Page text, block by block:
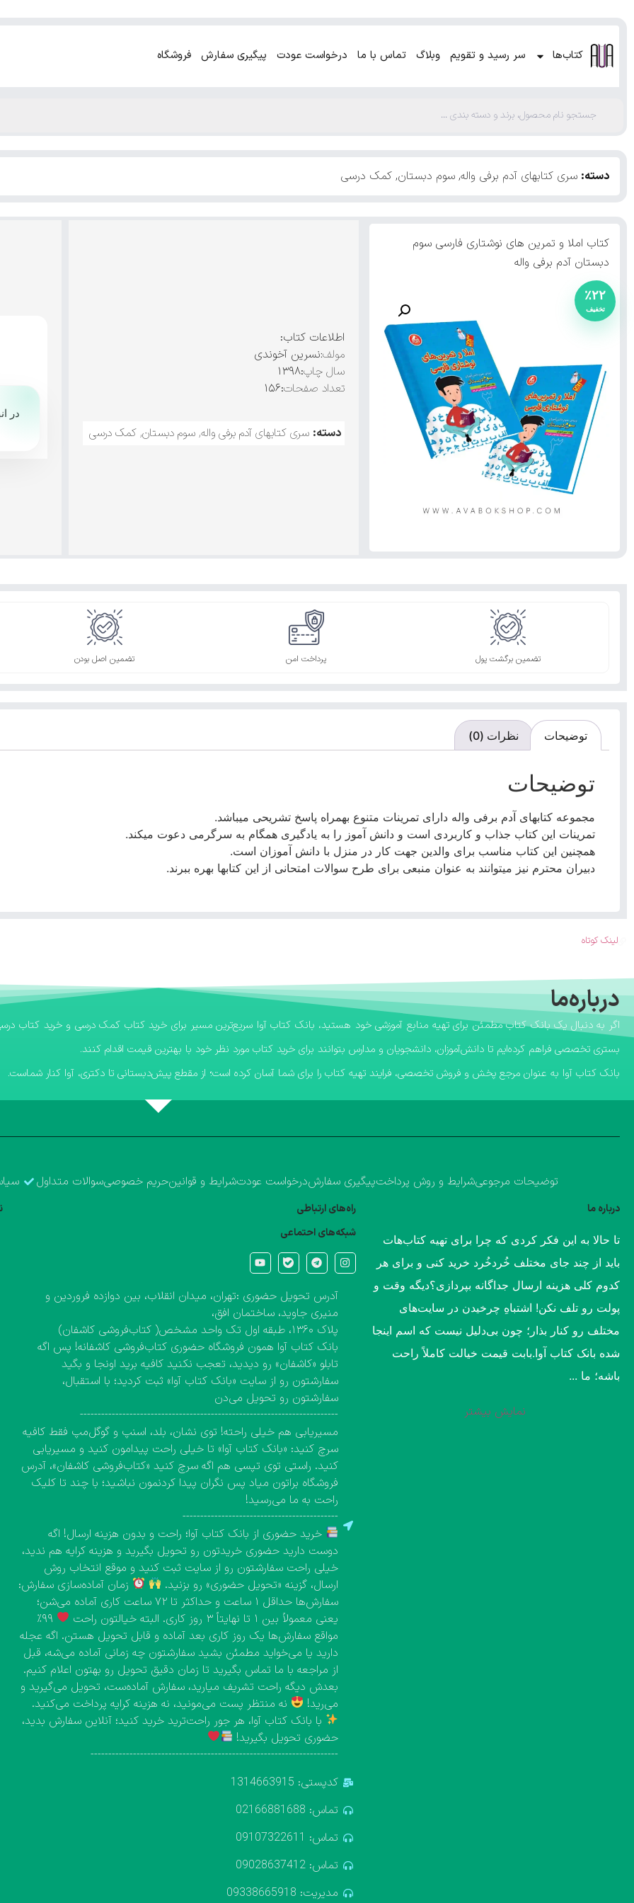
کتاب‌ها سر رسید و تقویم وبلاگ تماس با ما درخواست عودت پیگیری سفارش فروشگاه
دسته: سری کتابهای آدم برفی واله, سوم دبستان, کمک درسی
کتاب املا و تمرین های نوشتاری فارسی سوم
دبستان آدم برفی واله
٪۲۲
اطلاعات کتاب:
مولف:نسرین آخوندی
سال چاپ:۱۳۹۸
تعداد صفحات:۱۵۶
دسته: سری کتابهای آدم برفی واله, سوم دبستان, کمک درسی
در
تضمین برگشت پول پرداخت امن تضمین اصل بودن
توضیحات نظرات (0)
توضیحات
مجموعه کتابهای آدم برفی واله دارای تمرینات متنوع بهمراه پاسخ تشریحی میباشد.
تمرینات این کتاب جذاب و کاربردی است و دانش آموز را به یادگیری همگام به سرگرمی دعوت میکند.
همچنین این کتاب مناسب برای والدین جهت کار در منزل با دانش آموزان است.
دبیران محترم نیز میتوانند به عنوان منبعی برای طرح سوالات امتحانی از این کتابها بهره ببرند.
لینک کوتاه
درباره‌ما
بستری تخصصی فراهم کرده‌ایم تا دانش‌آموزان، دانشجویان و مدارس بتوانند برای خرید کتاب مورد نظر خود با بهترین قیمت اقدام کنند.
​بانک کتاب آوا به عنوان مرجع پخش و فروش تخصصی، فرایند تهیه کتاب را برای شما آسان کرده است؛ از مقطع پیش‌دبستانی تا دکتری، آوا کنار شماست.
توضیحات مرجوعیشرایط و روش پرداختپیگیری سفارشدرخواست عودتشرایط و قوانینحریم خصوصیسوالات متداول
درباره ما
​تا حالا به این فکر کردی که چرا برای تهیه کتاب‌هات
باید از چند جای مختلف خُردخُرد خرید کنی و برای هر
کدوم کلی هزینه ارسال جداگانه بپردازی؟​دیگه وقت و
پولت رو تلف نکن! اشتباهِ چرخیدن در سایت‌های
مختلف رو کنار بذار؛ چون بی‌دلیل نیست که اسم اینجا
شده بانک کتاب آوا.​بابت قیمت خیالت کاملاً راحت
باشه؛ ما ...
نمایش بیشتر
راه‌های ارتباطی
شبکه‌های احتماعی
آدرس تحویل حضوری :تهران، میدان انقلاب، بین دوازده فروردین و
منیری جاوید، ساختمان افق،
پلاک ۱۳۶۰، طبقه اول تک واحد مشخص( کتاب‌فروشی کاشفان)
بانک کتاب آوا همون فروشگاه حضوری کتاب‌فروشی کاشفانه! پس اگه
تابلو «کاشفان» رو دیدید، تعجب نکنید کافیه برید اونجا و بگید
سفارشتون رو از سایت «بانک کتاب آوا» ثبت کردید؛ با استقبال،
سفارشتون رو تحویل می‌دن
-------------------------------------------------------------------------
مسیریابی هم خیلی راحته! توی نشان، بلد، اسنپ و گوگل‌مپ فقط کافیه
سرچ کنید: «بانک کتاب آوا» تا خیلی راحت پیدامون کنید و مسیریابی
کنید. راستی توی تپسی هم اگه سرچ کنید «کتاب‌فروشی کاشفان»، آدرس
فروشگاه براتون میاد پس نگران پیدا کردنمون نباشید؛ با چند تا کلیک
راحت به ما می‌رسید!
--------------------------------------------
خرید حضوری از بانک کتاب آوا؛ راحت و بدون هزینه ارسال! اگه
دوست دارید حضوری خریدتون رو تحویل بگیرید و هزینه کرایه هم ندید،
خیلی راحت سفارشتون رو از سایت ثبت کنید و موقع انتخاب روش
ارسال، گزینه «تحویل حضوری» رو بزنید.
زمان آماده‌سازی سفارش:
سفارش‌ها حداقل ۱ ساعت و حداکثر تا ۷۲ ساعت کاری آماده می‌شن؛
یعنی معمولاً بین ۱ تا نهایتاً ۳ روز کاری. البته خیالتون راحت
۹۹٪
مواقع سفارش‌ها یک روز کاری بعد آماده و قابل تحویل هستن. اگه عجله
دارید یا می‌خواید مطمئن بشید سفارشتون چه زمانی آماده می‌شه، قبل
از مراجعه با ما تماس بگیرید تا زمان دقیق تحویل رو بهتون اعلام کنیم.
بعدش دیگه راحت تشریف میارید، سفارش آماده‌ست، تحویل می‌گیرید و
می‌رید!
نه منتظر پست می‌مونید، نه هزینه کرایه پرداخت می‌کنید.
با بانک کتاب آوا، هر جور راحت‌ترید خرید کنید؛ آنلاین سفارش بدید،
حضوری تحویل بگیرید!
----------------------------------------------------------------------
کدپستی: 1314663915
تماس: 02166881688
تماس: 09107322611
تماس: 09028637412
مدیریت: 09338665918